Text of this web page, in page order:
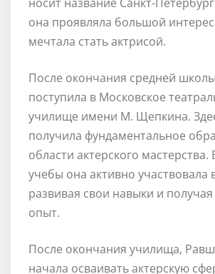
она проявляла большой интерес
мечтала стать актрисой.
После окончания средней
поступила в Московское
училище имени М. Щепкина.
получила фундаментальное
области актерского
учебы она активно участвовала
развивая свои навыки и
опыт.
После окончания училища,
начала осваивать актерскую